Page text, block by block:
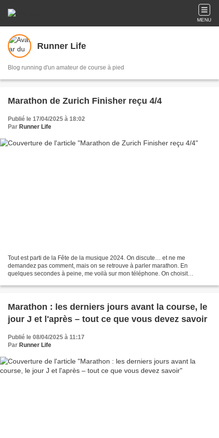
MENU
Runner Life
Blog running d'un amateur de course à pied
Marathon de Zurich Finisher reçu 4/4
Publié le 17/04/2025 à 18:02
Par Runner Life
Tout est parti de la Fête de la musique 2024. On discute… et ne me
demandez pas comment, mais on se retrouve à parler marathon. En
quelques secondes à peine, me voilà sur mon téléphone. On choisit
Marathon : les derniers jours avant la course, le
jour J et l'après – tout ce que vous devez savoir
Publié le 08/04/2025 à 11:17
Par Runner Life